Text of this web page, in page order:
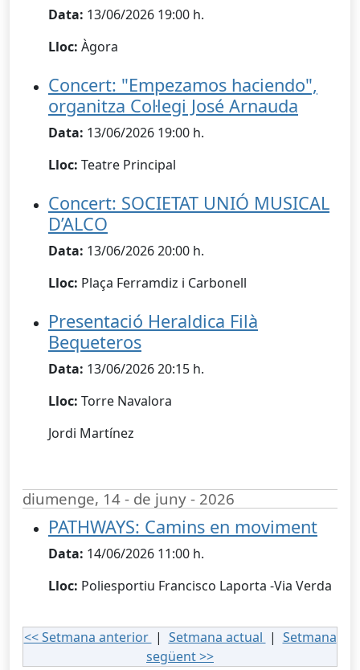
Data: 13/06/2026 19:00 h.
Lloc: Àgora
Concert: "Empezamos haciendo",
organitza Col·legi José Arnauda
Data: 13/06/2026 19:00 h.
Lloc: Teatre Principal
Concert: SOCIETAT UNIÓ MUSICAL
D’ALCO
Data: 13/06/2026 20:00 h.
Lloc: Plaça Ferramdiz i Carbonell
Presentació Heraldica Filà
Bequeteros
Data: 13/06/2026 20:15 h.
Lloc: Torre Navalora
Jordi Martínez
diumenge, 14 - de juny - 2026
PATHWAYS: Camins en moviment
Data: 14/06/2026 11:00 h.
Lloc: Poliesportiu Francisco Laporta -Via Verda
<< Setmana anterior | Setmana actual | Setmana
següent >>